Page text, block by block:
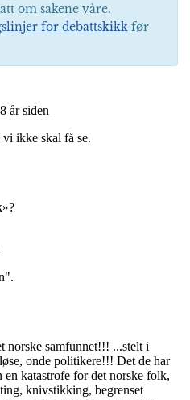
om sakene våre.
for debattskikk før